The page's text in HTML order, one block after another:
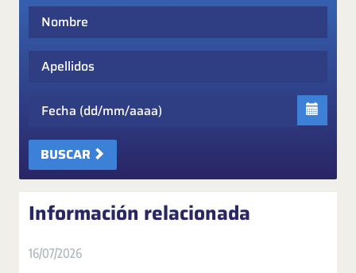
Apellidos
BUSCAR
Información relacionada
16/07/2026